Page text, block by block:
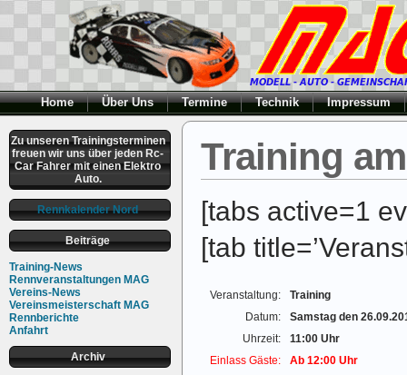
Home Über Uns Termine Technik Impressum
Zu unseren Trainingsterminen
freuen wir uns über jeden Rc-
Car Fahrer mit einen Elektro
Auto.
Rennkalender Nord
Beiträge
Training-News
Rennveranstaltungen MAG
Vereins-News
Vereinsmeisterschaft MAG
Rennberichte
Anfahrt
Archiv
Training
[tabs active=1
[tab
Veranstaltung:
Training
Datum:
Samstag den
Uhrzeit:
11:00 Uhr
Einlass Gäste:
Ab 12:00 Uhr